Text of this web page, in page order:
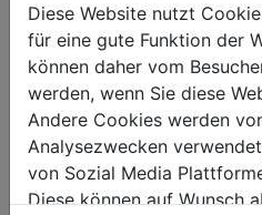
packaging width in mm
packaging length in mm
POPULAR
Diese Website nutzt
für eine gute Funktion der
können daher vom
werden, wenn Sie diese
Andere Cookies werden
Analysezwecken
von Sozial Media
Diese können auf Wunsch